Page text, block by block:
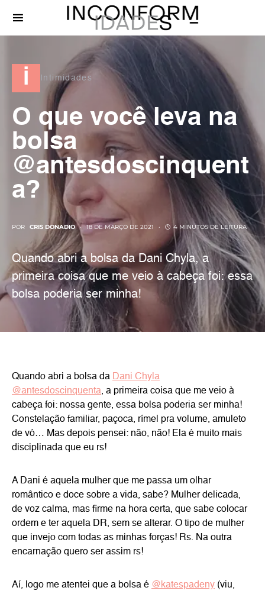
i Intimidades
O que você leva na
bolsa
@antesdoscinquent
a?
POR CRIS DONADIO 18 DE MARÇO DE 2021 4 MINUTOS DE LEITURA
Quando abri a bolsa da Dani Chyla, a
primeira coisa que me veio à cabeça foi: essa
bolsa poderia ser minha!
Quando abri a bolsa da Dani Chyla
@antesdoscinquenta, a primeira coisa que me veio à
cabeça foi: nossa gente, essa bolsa poderia ser minha!
Constelação familiar, paçoca, rímel pra volume, amuleto
de vó… Mas depois pensei: não, não! Ela é muito mais
disciplinada que eu rs!
A Dani é aquela mulher que me passa um olhar
romântico e doce sobre a vida, sabe? Mulher delicada,
de voz calma, mas firme na hora certa, que sabe colocar
ordem e ter aquela DR, sem se alterar. O tipo de mulher
que invejo com todas as minhas forças! Rs. Na outra
encarnação quero ser assim rs!
Aí, logo me atentei que a bolsa é @katespadeny (viu,